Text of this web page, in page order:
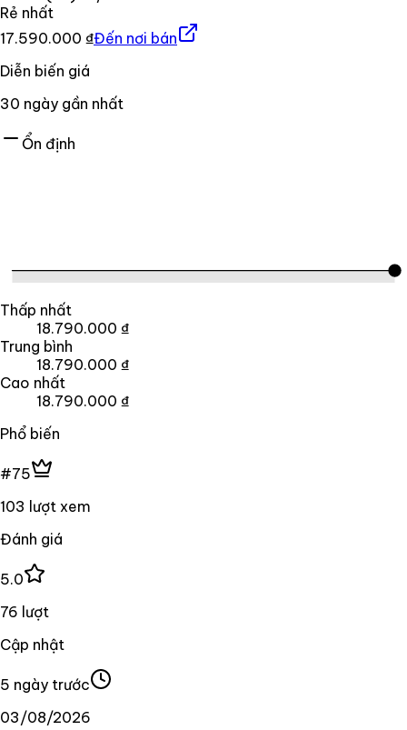
Rẻ nhất
17.590.000 ₫Đến nơi bán
Diễn biến giá
30 ngày gần nhất
Ổn định
Thấp nhất
18.790.000 ₫
Trung bình
18.790.000 ₫
Cao nhất
18.790.000 ₫
Phổ biến
#75
103 lượt xem
Đánh giá
5.0
76 lượt
Cập nhật
5 ngày trước
03/08/2026